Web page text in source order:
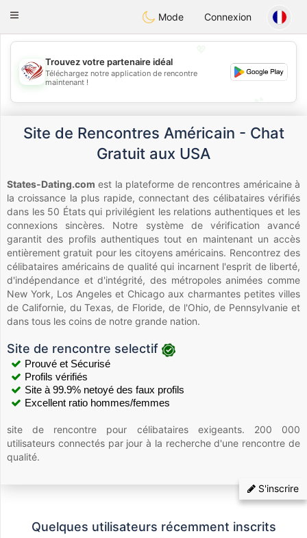
StatesDating
Toggle
Mode Connexion
💖
Trouvez votre partenaire idéal
Téléchargez notre application de rencontre
maintenant !
Site de Rencontres Américain - Chat
Gratuit aux USA
States-Dating.com est la plateforme de rencontres américaine à
la croissance la plus rapide, connectant des célibataires vérifiés
dans les 50 États qui privilégient les relations authentiques et les
connexions sincères. Notre système de vérification avancé
garantit des profils authentiques tout en maintenant un accès
entièrement gratuit pour les citoyens américains. Rencontrez des
célibataires américains de qualité qui incarnent l'esprit de liberté,
d'indépendance et d'intégrité, des métropoles animées comme
New York, Los Angeles et Chicago aux charmantes petites villes
de Californie, du Texas, de Floride, de l'Ohio, de Pennsylvanie et
dans tous les coins de notre grande nation.
Site de rencontre selectif
Prouvé et Sécurisé
Profils vérifiés
Site à 99.9% netoyé des faux profils
Excellent ratio hommes/femmes
site de rencontre pour célibataires exigeants. 200 000
utilisateurs connectés par jour à la recherche d'une rencontre de
qualité.
S'inscrire
Quelques utilisateurs récemment inscrits